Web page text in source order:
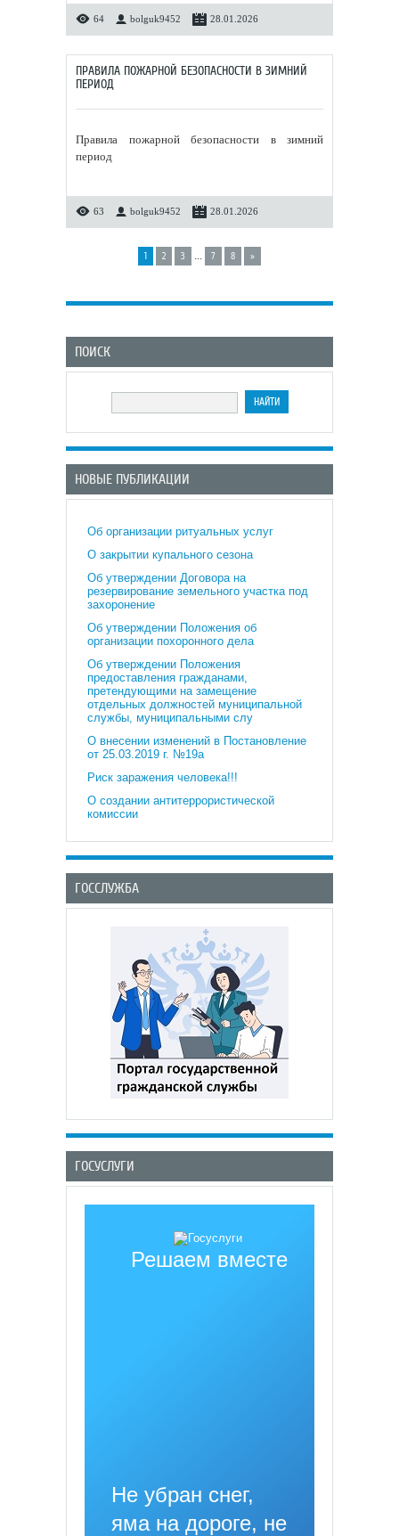
64 bolguk9452 28.01.2026
ПРАВИЛА ПОЖАРНОЙ БЕЗОПАСНОСТИ В ЗИМНИЙ
ПЕРИОД
Правила пожарной безопасности в зимний
период
63 bolguk9452 28.01.2026
1 2 3 ... 7 8 »
ПОИСК
НОВЫЕ ПУБЛИКАЦИИ
Об организации ритуальных услуг
О закрытии купального сезона
Об утверждении Договора на
резервирование земельного участка под
захоронение
Об утверждении Положения об
организации похоронного дела
Об утверждении Положения
предоставления гражданами,
претендующими на замещение
отдельных должностей муниципальной
службы, муниципальными слу
О внесении изменений в Постановление
от 25.03.2019 г. №19а
Риск заражения человека!!!
О создании антитеррористической
комиссии
ГОССЛУЖБА
ГОСУСЛУГИ
Решаем вместе
Не убран снег,
яма на дороге, не